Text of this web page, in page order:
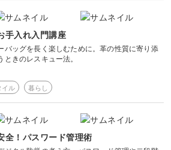
手入れ入門講座
バッグを長く楽しむために。革の性質に寄り添
きのレスキュー法。
イル 暮らし
全！パスワード管理術